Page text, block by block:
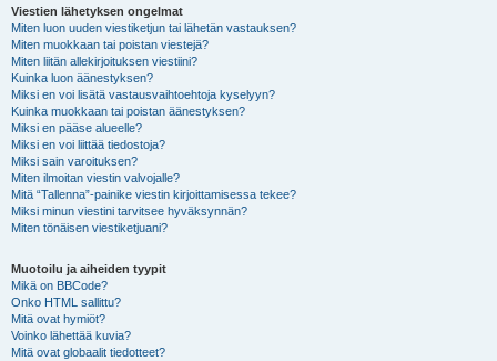
Viestien lähetyksen ongelmat
Miten luon uuden viestiketjun tai lähetän vastauksen?
Miten muokkaan tai poistan viestejä?
Miten liitän allekirjoituksen viestiini?
Kuinka luon äänestyksen?
Miksi en voi lisätä vastausvaihtoehtoja kyselyyn?
Kuinka muokkaan tai poistan äänestyksen?
Miksi en pääse alueelle?
Miksi en voi liittää tiedostoja?
Miksi sain varoituksen?
Miten ilmoitan viestin valvojalle?
Mitä “Tallenna”-painike viestin kirjoittamisessa tekee?
Miksi minun viestini tarvitsee hyväksynnän?
Miten tönäisen viestiketjuani?
Muotoilu ja aiheiden tyypit
Mikä on BBCode?
Onko HTML sallittu?
Mitä ovat hymiöt?
Voinko lähettää kuvia?
Mitä ovat globaalit tiedotteet?